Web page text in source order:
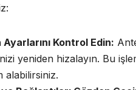
Kontrol Edin:
yeniden hizalayın. Bu
alabilirsiniz.